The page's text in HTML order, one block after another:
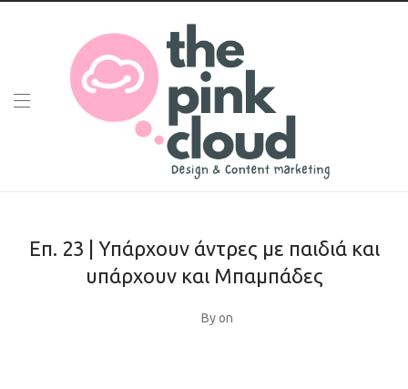
Επ. 23 | Υπάρχουν άντρες με παιδιά και
υπάρχουν και Μπαμπάδες
Byon